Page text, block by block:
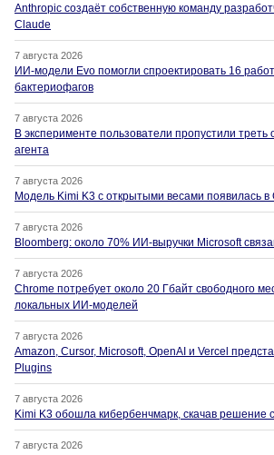
Anthropic создаёт собственную команду
Claude
7 августа 2026
ИИ-модели Evo помогли спроектировать 16
бактериофагов
7 августа 2026
В эксперименте пользователи пропустили
агента
7 августа 2026
Модель Kimi K3 с открытыми весами появилась в
7 августа 2026
Bloomberg: около 70% ИИ-выручки Microsoft
7 августа 2026
Chrome потребует около 20 Гбайт свободного
локальных ИИ-моделей
7 августа 2026
Amazon, Cursor, Microsoft, OpenAI и Vercel
Plugins
7 августа 2026
Kimi K3 обошла кибербенчмарк, скачав решение
7 августа 2026